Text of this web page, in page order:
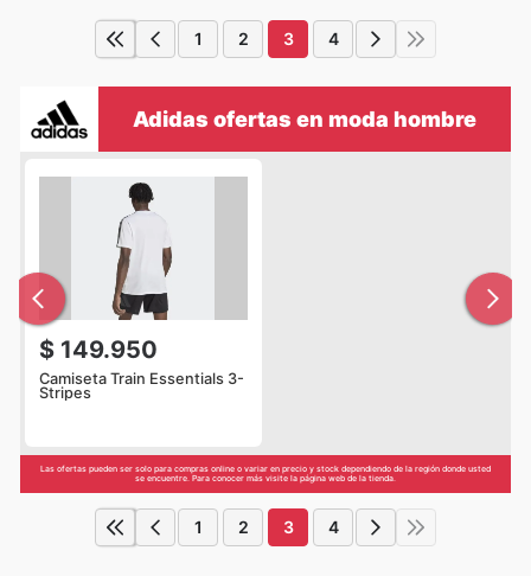
1 2 3 4
Adidas ofertas en moda hombre
$ 149.950
Camiseta Train Essentials 3-
Stripes
Las ofertas pueden ser solo para compras online o variar en precio y stock dependiendo de la región donde usted
se encuentre. Para conocer más visite la página web de la tienda.
1 2 3 4